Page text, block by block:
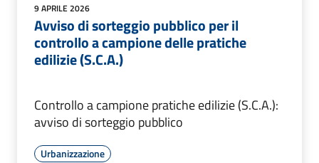
9 APRILE 2026
Avviso di sorteggio pubblico per il
controllo a campione delle pratiche
edilizie (S.C.A.)
Controllo a campione pratiche edilizie (S.C.A.):
avviso di sorteggio pubblico
Urbanizzazione